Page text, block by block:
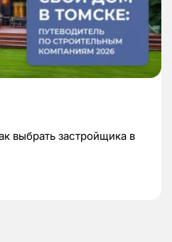
выбрать застройщика в